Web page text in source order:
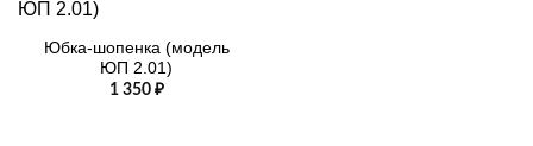
Юбка-шопенка (модель
ЮП 2.01)
1 350 ₽